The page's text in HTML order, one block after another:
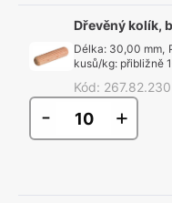
Dřevěný kolík,
Délka: 30,00 mm,
kusů/kg: přibližně
Kód: 267.82.230
- +